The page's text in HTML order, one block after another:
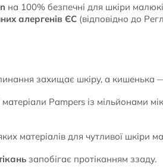
на 100% безпечні для шкіри
алергенів ЄС (відповідно до
захищає шкіру, а кишенька
матеріали Pampers із мільйонами
матеріалів для чутливої шкіри
запобігає протіканням ззаду.